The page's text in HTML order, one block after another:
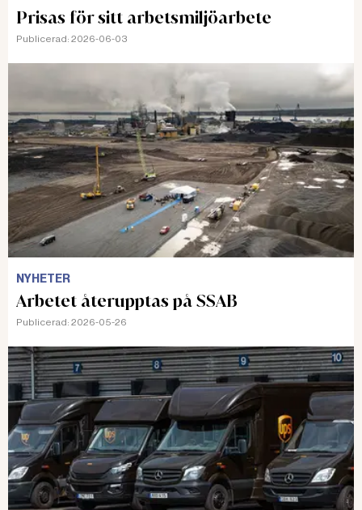
Prisas för sitt arbetsmiljöarbete
Publicerad: 2026-06-03
NYHETER
Arbetet återupptas på SSAB
Publicerad: 2026-05-26